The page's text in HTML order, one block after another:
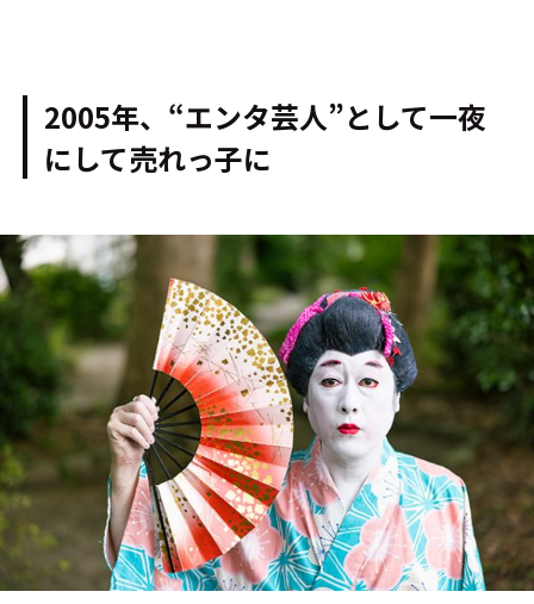
2005年、“エンタ芸人”として一夜
にして売れっ子に